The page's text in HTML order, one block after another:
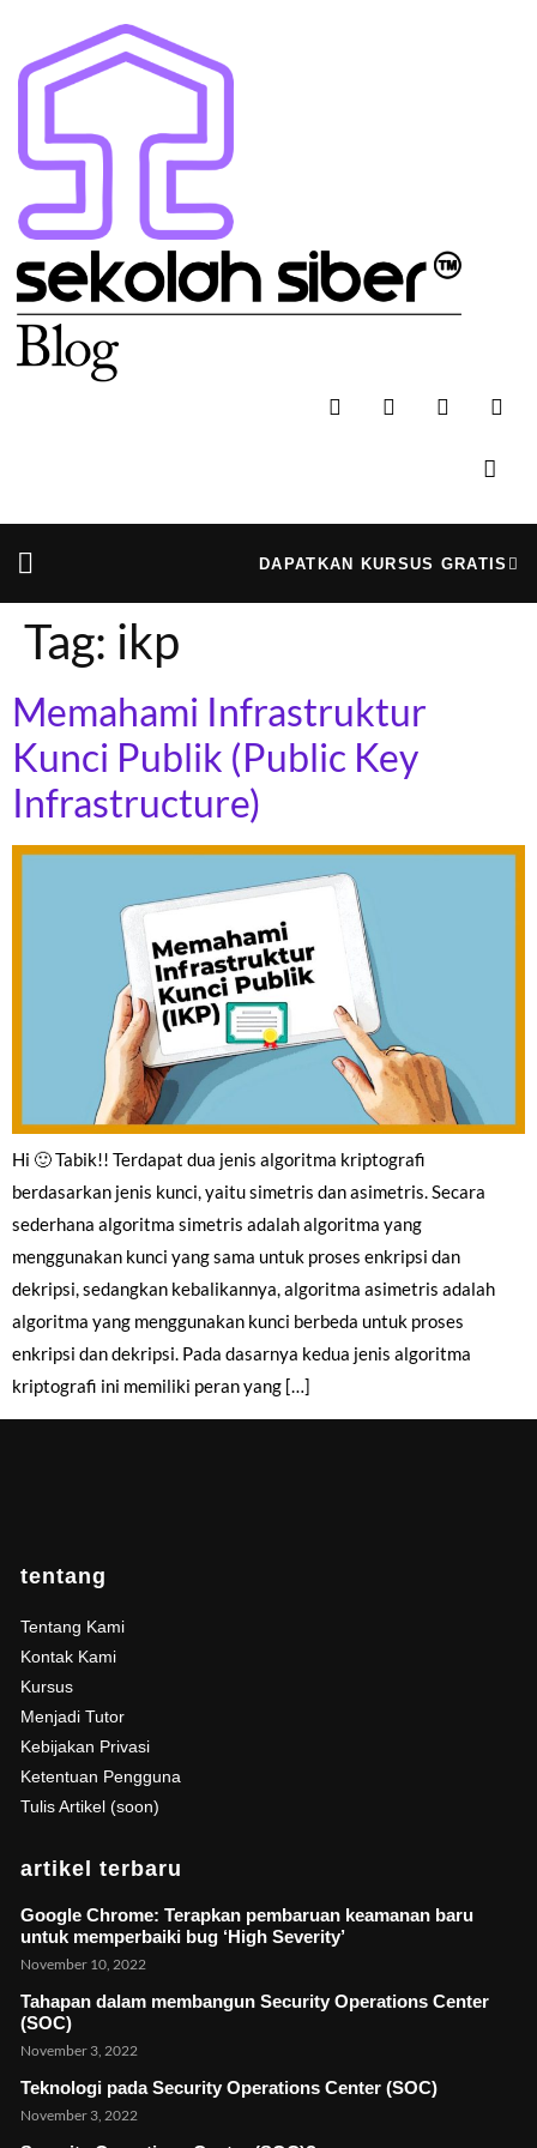
DAPATKAN KURSUS GRATIS
Tag: ikp
Memahami Infrastruktur
Kunci Publik (Public Key
Infrastructure)
Hi 🙂 Tabik!! Terdapat dua jenis algoritma kriptografi
berdasarkan jenis kunci, yaitu simetris dan asimetris. Secara
sederhana algoritma simetris adalah algoritma yang
menggunakan kunci yang sama untuk proses enkripsi dan
dekripsi, sedangkan kebalikannya, algoritma asimetris adalah
algoritma yang menggunakan kunci berbeda untuk proses
enkripsi dan dekripsi. Pada dasarnya kedua jenis algoritma
kriptografi ini memiliki peran yang […]
tentang
Tentang Kami
Kontak Kami
Kursus
Menjadi Tutor
Kebijakan Privasi
Ketentuan Pengguna
Tulis Artikel (soon)
artikel terbaru
Google Chrome: Terapkan pembaruan keamanan baru
untuk memperbaiki bug ‘High Severity’
November 10, 2022
Tahapan dalam membangun Security Operations Center
(SOC)
November 3, 2022
Teknologi pada Security Operations Center (SOC)
November 3, 2022